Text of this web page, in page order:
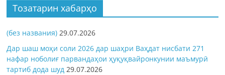
Тозатарин хабарҳо
(без названия) 29.07.2026
Дар шаш моҳи соли 2026 дар шаҳри Ваҳдат нисбати 271
нафар ноболиғ парвандаҳои ҳуқуқвайронкунии маъмурӣ
тартиб дода шуд 29.07.2026